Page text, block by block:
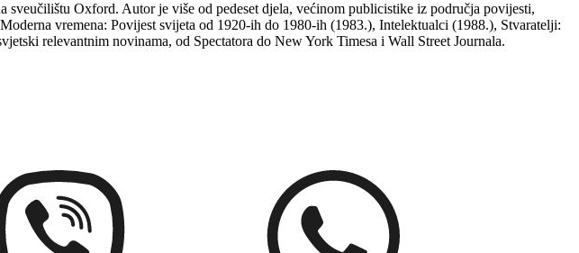
Oxford. Autor je više od pedeset djela, većinom publicistike iz područja povijesti,
vremena: Povijest svijeta od 1920-ih do 1980-ih (1983.), Intelektualci (1988.), Stvaratelji:
relevantnim novinama, od Spectatora do New York Timesa i Wall Street Journala.